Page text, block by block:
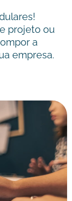
projeto ou
a
empresa.